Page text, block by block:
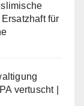
für
vertuscht |